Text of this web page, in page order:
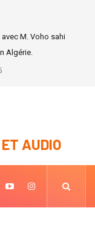
M. Voho sahi
Algérie.
AUDIO